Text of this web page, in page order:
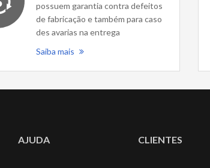
possuem garantia contra defeitos
de fabricação e também para caso
des avarias na entrega
Saiba mais
AJUDA CLIENTES